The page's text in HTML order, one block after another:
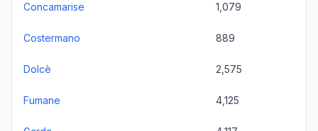
Concamarise 1,079
Costermano 889
Dolcè 2,575
Fumane 4,125